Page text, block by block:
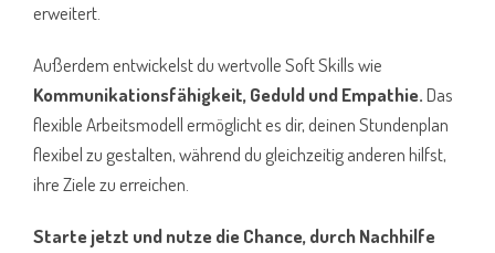
erweitert.
Außerdem entwickelst du wertvolle Soft Skills wie
Kommunikationsfähigkeit, Geduld und Empathie.Das
flexible Arbeitsmodell ermöglicht es dir, deinen Stundenplan
flexibel zu gestalten, während du gleichzeitig anderen hilfst,
ihre Ziele zu erreichen.
Starte jetzt und nutze die Chance, durch Nachhilfe